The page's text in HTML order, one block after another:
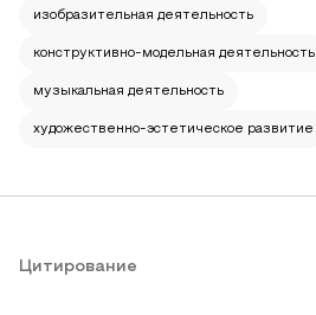
изобразительная деятельность
конструктивно-модельная деятельность
музыкальная деятельность
художественно-эстетическое развитие
Цитирование